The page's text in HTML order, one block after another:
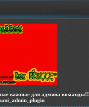
важные для админа